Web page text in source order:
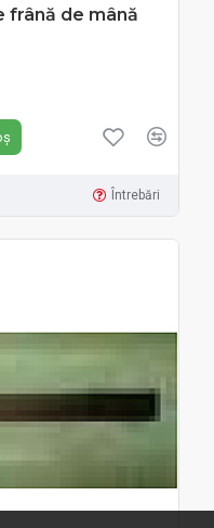
frână de mână
Întrebări